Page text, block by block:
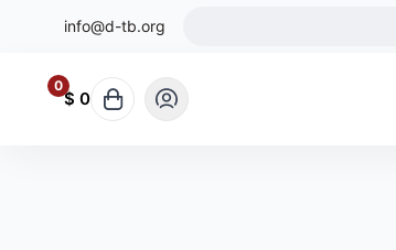
info@d-tb.org
0
0 $